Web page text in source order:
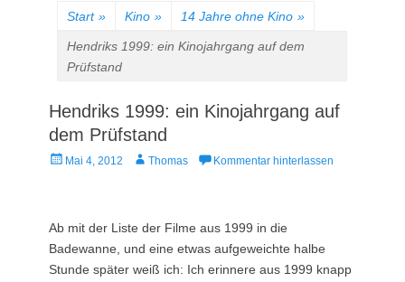
Start » Kino » 14 Jahre ohne Kino »
Hendriks 1999: ein Kinojahrgang auf dem
Prüfstand
Hendriks 1999: ein Kinojahrgang auf
dem Prüfstand
Veröffentlicht
Mai 4, 2012 AutorThomas Kommentar hinterlassen
Ab mit der Liste der Filme aus 1999 in die
Badewanne, und eine etwas aufgeweichte halbe
Stunde später weiß ich: Ich erinnere aus 1999 knapp